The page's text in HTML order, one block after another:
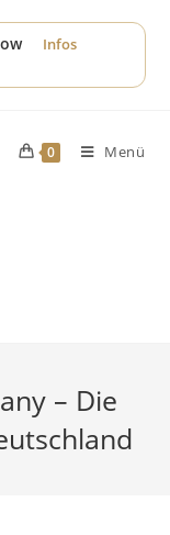
Infos
0 Menü
– Die